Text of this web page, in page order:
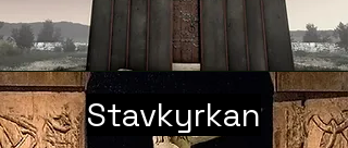
Stavkyrkan